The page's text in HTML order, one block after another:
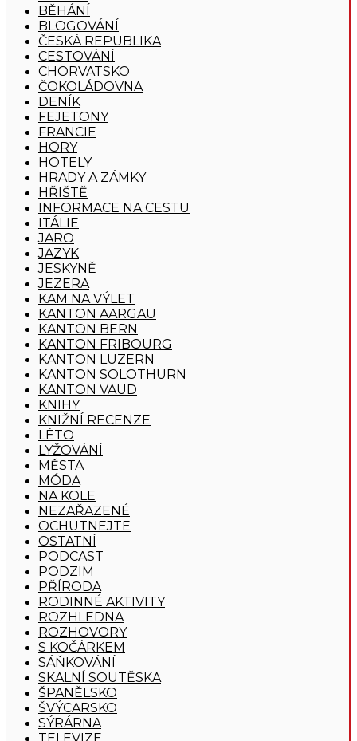
BĚHÁNÍ
BLOGOVÁNÍ
ČESKÁ REPUBLIKA
CESTOVÁNÍ
CHORVATSKO
ČOKOLÁDOVNA
DENÍK
FEJETONY
FRANCIE
HORY
HOTELY
HRADY A ZÁMKY
HŘIŠTĚ
INFORMACE NA CESTU
ITÁLIE
JARO
JAZYK
JESKYNĚ
JEZERA
KAM NA VÝLET
KANTON AARGAU
KANTON BERN
KANTON FRIBOURG
KANTON LUZERN
KANTON SOLOTHURN
KANTON VAUD
KNIHY
KNIŽNÍ RECENZE
LÉTO
LYŽOVÁNÍ
MĚSTA
MÓDA
NA KOLE
NEZAŘAZENÉ
OCHUTNEJTE
OSTATNÍ
PODCAST
PODZIM
PŘÍRODA
RODINNÉ AKTIVITY
ROZHLEDNA
ROZHOVORY
S KOČÁRKEM
SÁŇKOVÁNÍ
SKALNÍ SOUTĚSKA
ŠPANĚLSKO
ŠVÝCARSKO
SÝRÁRNA